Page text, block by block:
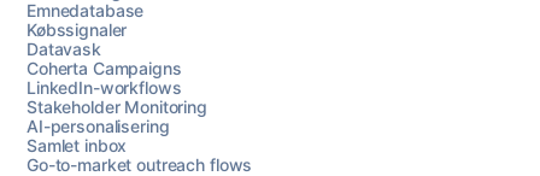
Emnedatabase
Købssignaler
Datavask
Coherta Campaigns
LinkedIn-workflows
Stakeholder Monitoring
AI-personalisering
Samlet inbox
Go-to-market outreach flows